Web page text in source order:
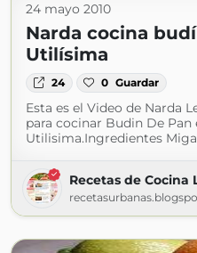
24 mayo 2010
Narda cocina
Utilísima
24 0 Guardar
Esta es el Video de Narda
para cocinar Budin De
Utilisima.Ingredientes Miga
Recetas de